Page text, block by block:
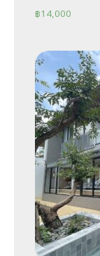
฿14,000